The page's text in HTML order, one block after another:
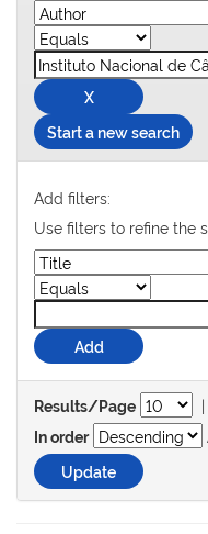
Start a new search
Add filters:
Use filters to refine the
Results/Page |
In order